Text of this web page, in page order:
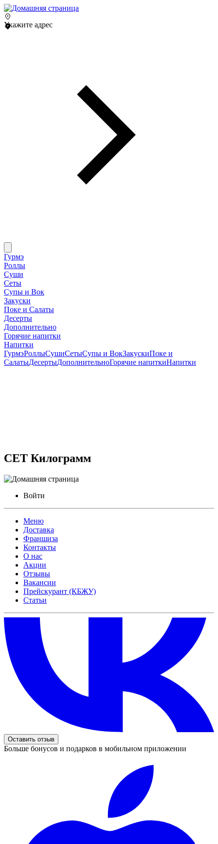
Укажите адрес
Гурмэ
Роллы
Суши
Сеты
Супы и Вок
Закуски
Поке и Салаты
Десерты
Дополнительно
Горячие напитки
Напитки
ГурмэРоллыСушиСетыСупы и ВокЗакускиПоке и
СалатыДесертыДополнительноГорячие напиткиНапитки
СЕТ Килограмм
Войти
Меню
Доставка
Франшиза
Контакты
О нас
Акции
Отзывы
Вакансии
Прейскурант (КБЖУ)
Статьи
Оставить отзыв
Больше бонусов и подарков в мобильном приложении